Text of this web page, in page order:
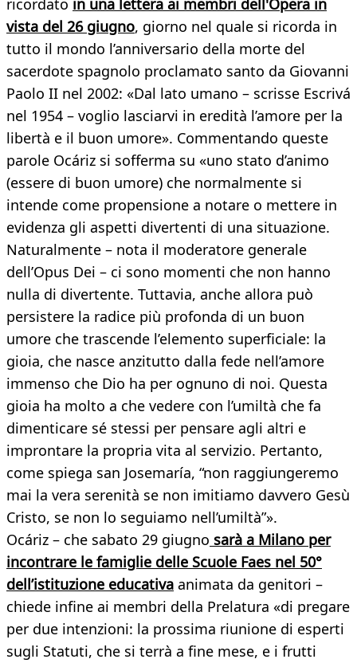
ricordato in una lettera ai membri dell'Opera in
vista del 26 giugno, giorno nel quale si ricorda in
tutto il mondo l’anniversario della morte del
sacerdote spagnolo proclamato santo da Giovanni
Paolo II nel 2002: «Dal lato umano – scrisse Escrivá
nel 1954 – voglio lasciarvi in eredità l’amore per la
libertà e il buon umore». Commentando queste
parole Ocáriz si sofferma su «uno stato d’animo
(essere di buon umore) che normalmente si
intende come propensione a notare o mettere in
evidenza gli aspetti divertenti di una situazione.
Naturalmente – nota il moderatore generale
dell’Opus Dei – ci sono momenti che non hanno
nulla di divertente. Tuttavia, anche allora può
persistere la radice più profonda di un buon
umore che trascende l’elemento superficiale: la
gioia, che nasce anzitutto dalla fede nell’amore
immenso che Dio ha per ognuno di noi. Questa
gioia ha molto a che vedere con l’umiltà che fa
dimenticare sé stessi per pensare agli altri e
improntare la propria vita al servizio. Pertanto,
come spiega san Josemaría, “non raggiungeremo
mai la vera serenità se non imitiamo davvero Gesù
Cristo, se non lo seguiamo nell’umiltà”».
Ocáriz – che sabato 29 giugno sarà a Milano per
incontrare le famiglie delle Scuole Faes nel 50°
dell’istituzione educativa animata da genitori –
chiede infine ai membri della Prelatura «di pregare
per due intenzioni: la prossima riunione di esperti
sugli Statuti, che si terrà a fine mese, e i frutti